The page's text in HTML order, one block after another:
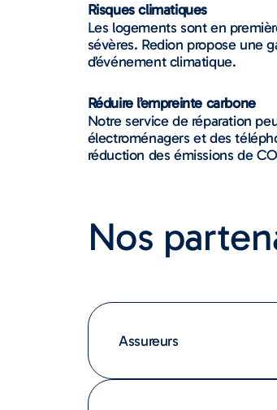
Risques climatiques
Les logements sont en
sévères. Redion propose une
d’événement climatique.
Réduire l’empreinte carbone
Notre service de réparation
électroménagers et des
réduction des émissions de
Nos
Assureurs